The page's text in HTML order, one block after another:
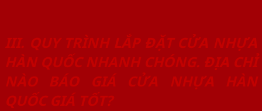
III. QUY TRÌNH LẮP ĐẶT CỬA NHỰA
HÀN QUỐC NHANH CHÓNG. ĐỊA CHỈ
NÀO BÁO GIÁ CỬA NHỰA HÀN
QUỐC GIÁ TỐT?